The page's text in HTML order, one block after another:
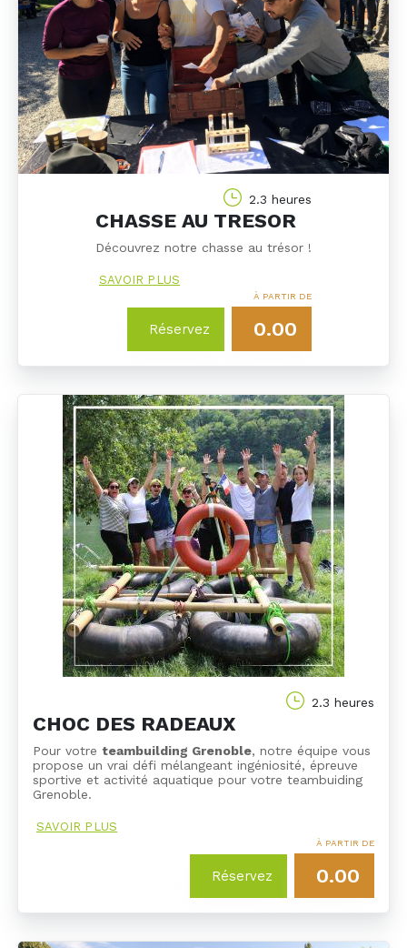
2.3 heures
CHASSE AU TRESOR
Découvrez notre chasse au trésor !
SAVOIR PLUS
Réservez
À PARTIR DE
0.00
2.3 heures
CHOC DES RADEAUX
Pour votre teambuilding Grenoble, notre équipe vous
propose un vrai défi mélangeant ingéniosité, épreuve
sportive et activité aquatique pour votre teambuiding
Grenoble.
SAVOIR PLUS
Réservez
À PARTIR DE
0.00